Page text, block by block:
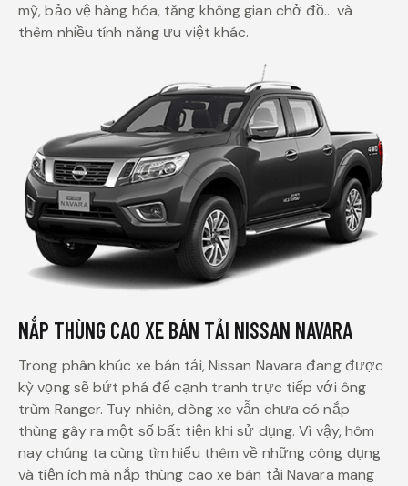
mỹ, bảo vệ hàng hóa, tăng không gian chở đồ… và
thêm nhiều tính năng ưu việt khác.
NẮP THÙNG CAO XE BÁN TẢI NISSAN NAVARA
Trong phân khúc xe bán tải, Nissan Navara đang được
kỳ vọng sẽ bứt phá để cạnh tranh trực tiếp với ông
trùm Ranger. Tuy nhiên, dòng xe vẫn chưa có nắp
thùng gây ra một số bất tiện khi sử dụng. Vì vậy, hôm
nay chúng ta cùng tìm hiểu thêm về những công dụng
và tiện ích mà nắp thùng cao xe bán tải Navara mang